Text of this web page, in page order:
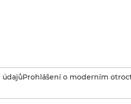
údajůProhlášení o moderním